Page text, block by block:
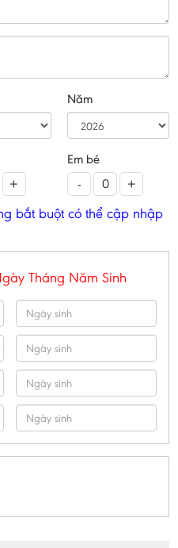
Năm
+
Em bé
+
-
bắt buột có thể cập nhập
Tháng Năm Sinh